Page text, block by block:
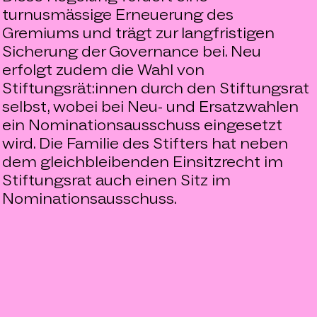
turnusmässige Erneuerung des
Gremiums und trägt zur langfristigen
Sicherung der Governance bei. Neu
erfolgt zudem die Wahl von
Stiftungsrät:innen durch den Stiftungsrat
selbst, wobei bei Neu- und Ersatzwahlen
ein Nominationsausschuss eingesetzt
wird. Die Familie des Stifters hat neben
dem gleichbleibenden Einsitzrecht im
Stiftungsrat auch einen Sitz im
Nominationsausschuss.